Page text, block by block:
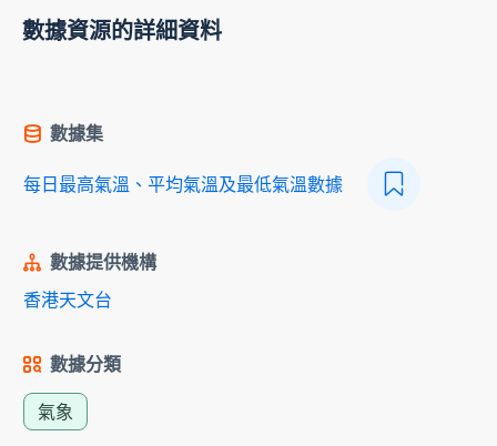
數據資源的詳細資料
數據集
每日最高氣溫、平均氣溫及最低氣溫數據
數據提供機構
香港天文台
數據分類
氣象